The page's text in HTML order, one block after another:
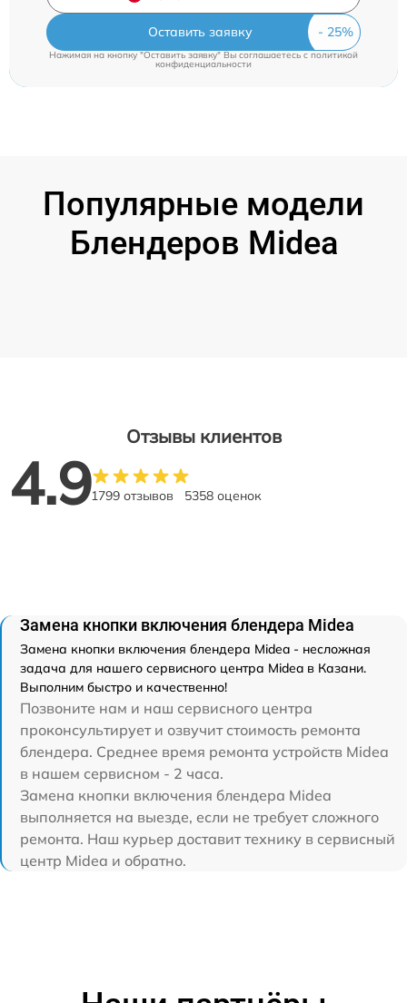
Оставить заявку
Нажимая на кнопку "Оставить заявку" Вы соглашаетесь cполитикой
конфиденциальности
Популярные модели
Блендеров Midea
Отзывы клиентов
4.91799 отзывов 5358 оценок
Замена кнопки включения блендера Midea
Замена кнопки включения блендера Midea - несложная
задача для нашего сервисного центра Midea в Казани.
Выполним быстро и качественно!
Позвоните нам и наш сервисного центра
проконсультирует и озвучит стоимость ремонта
блендера. Среднее время ремонта устройств Midea
в нашем сервисном - 2 часа.
Замена кнопки включения блендера Midea
выполняется на выезде, если не требует сложного
ремонта. Наш курьер доставит технику в сервисный
центр Midea и обратно.